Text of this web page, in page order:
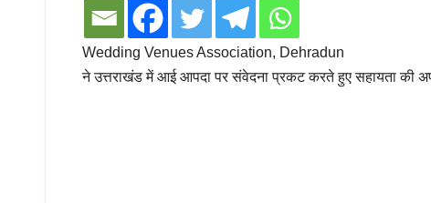
Wedding Venues Association, Dehradun
ने उत्तराखंड में आई आपदा पर संवेदना प्रकट करते हुए सहायता की